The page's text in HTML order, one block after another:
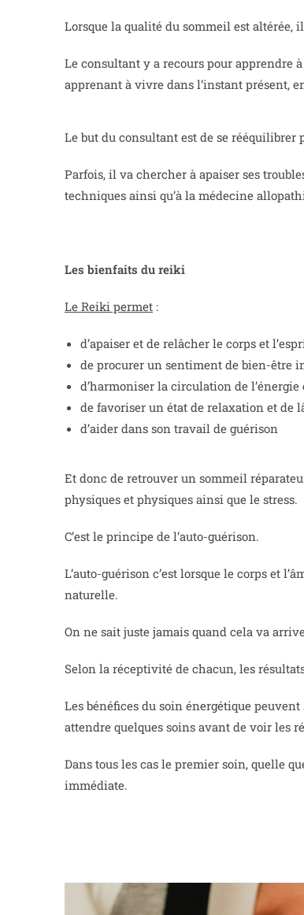
Lorsque la qualité du sommeil est
Le consultant y a recours pour apprendre
apprenant à vivre dans l’instant présent,
Le but du consultant est de se
Parfois, il va chercher à apaiser ses
techniques ainsi qu’à la médecine
Les bienfaits du reiki
Le Reiki permet :
d’apaiser et de relâcher le corps et
de procurer un sentiment de bien-être
d’harmoniser la circulation de
de favoriser un état de relaxation et de
d’aider dans son travail de guérison
Et donc de retrouver un sommeil
physiques et physiques ainsi que le stress.
C’est le principe de l’auto-guérison.
L’auto-guérison c’est lorsque le corps et
naturelle.
On ne sait juste jamais quand cela va
Selon la réceptivité de chacun, les
Les bénéfices du soin énergétique
attendre quelques soins avant de voir les
Dans tous les cas le premier soin, quelle
immédiate.